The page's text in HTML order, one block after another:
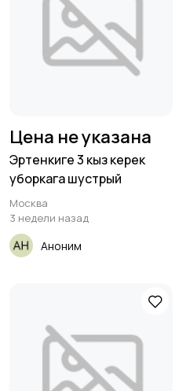
Цена не указана
Эртенкиге 3 кыз керек
уборкага шустрый
Москва
3 недели назад
Аноним